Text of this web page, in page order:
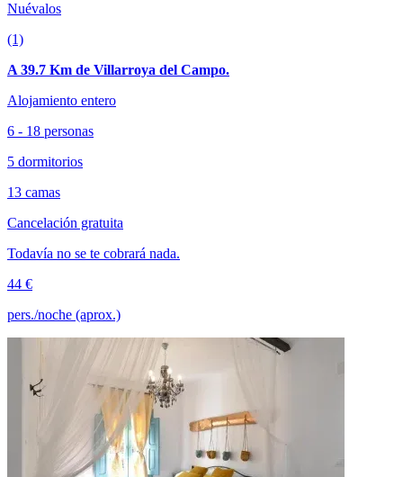
Nuévalos
(1)
A 39.7 Km de Villarroya del Campo.
Alojamiento entero
6 - 18 personas
5 dormitorios
13 camas
Cancelación gratuita
Todavía no se te cobrará nada.
44 €
pers./noche (aprox.)